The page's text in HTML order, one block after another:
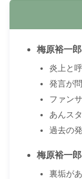
梅原裕一
炎上と
発言が
ファン
あんス
過去の
梅原裕一
裏垢が